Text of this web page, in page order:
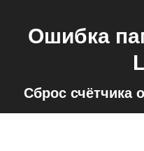
Ошибка
Сброс счётчика